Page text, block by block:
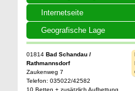
Internetseite
Geografische Lage
01814 Bad Schandau /
Rathmannsdorf
Zaukenweg 7
Telefon: 035022/42582
10 Betten + zusätzlich Aufbettung